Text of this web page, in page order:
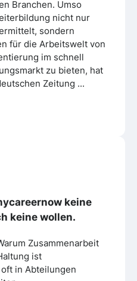
Branchen. Umso
nicht nur
sondern
für die Arbeitswelt von
im schnell
zu bieten, hat
Zeitung ...
keine
keine wollen.
Zusammenarbeit
ist
in Abteilungen